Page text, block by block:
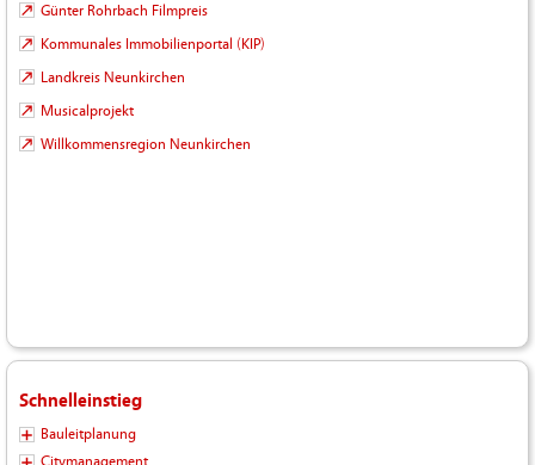
Günter Rohrbach Filmpreis
Kommunales Immobilienportal (KIP)
Landkreis Neunkirchen
Musicalprojekt
Willkommensregion Neunkirchen
Schnelleinstieg
Bauleitplanung
Citymanagement